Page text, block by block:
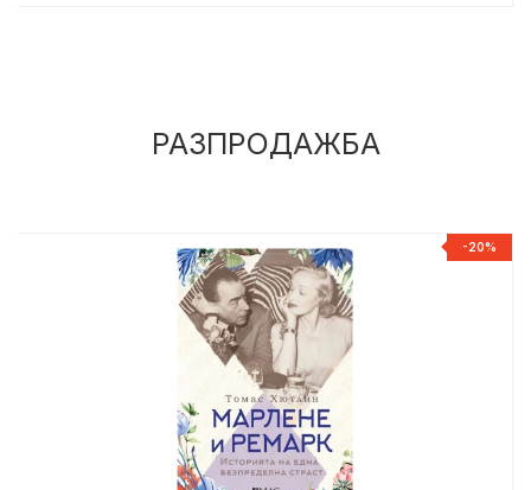
РАЗПРОДАЖБА
-20%